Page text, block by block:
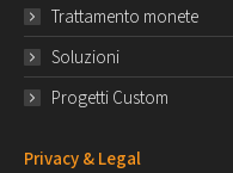
Trattamento monete
Soluzioni
Progetti Custom
Privacy & Legal